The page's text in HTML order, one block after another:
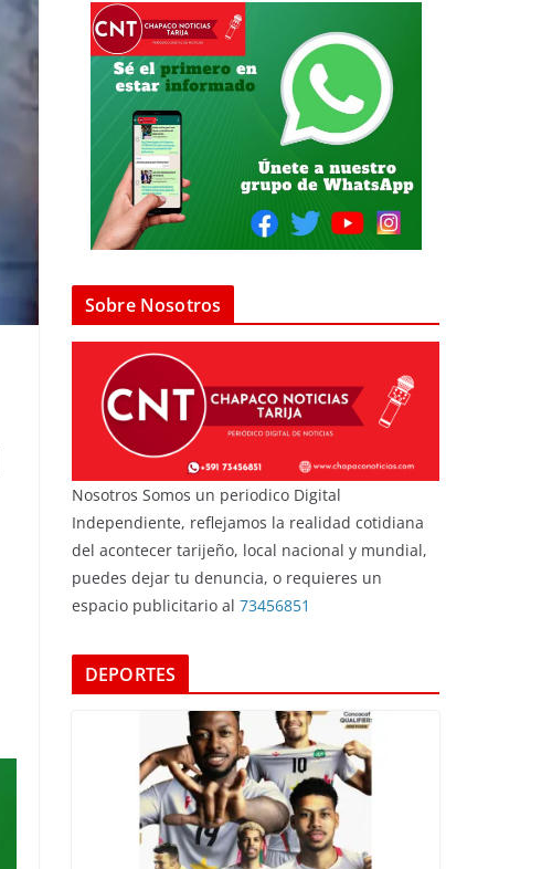
Sobre Nosotros
Nosotros Somos un periodico Digital
Independiente, reflejamos la realidad cotidiana
del acontecer tarijeño, local nacional y mundial,
puedes dejar tu denuncia, o requieres un
espacio publicitario al 73456851
DEPORTES